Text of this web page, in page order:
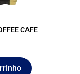
CAFE